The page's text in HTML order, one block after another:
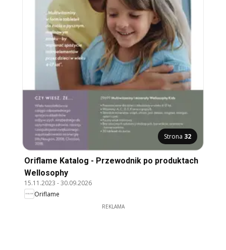
Strona 32
Oriflame Katalog - Przewodnik po produktach
Wellosophy
15.11.2023 -30.09.2026
Oriflame
REKLAMA